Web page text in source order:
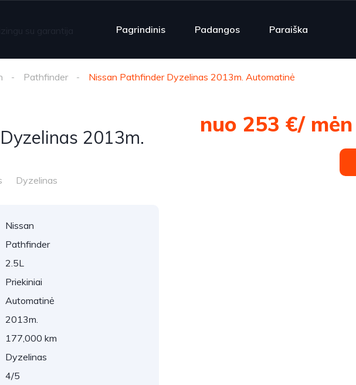
Pagrindinis Padangos Paraiška
Pathfinder Nissan Pathfinder Dyzelinas 2013m. Automatinė
2013m.
Dyzelinas
Nissan
Pathfinder
2.5L
Priekiniai
Automatinė
2013m.
177,000 km
Dyzelinas
4/5
nuo 253 €/ mėn